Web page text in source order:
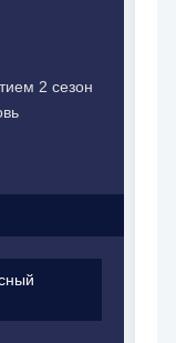
2 сезон